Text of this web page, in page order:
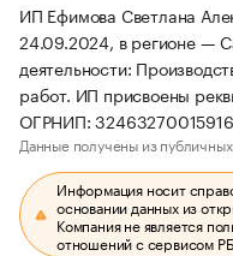
ИП Ефимова Светлана
24.09.2024, в регионе —
деятельности:
работ. ИП присвоены
ОГРНИП:
Данные получены из
Информация носит
основании данных из
Компания не является
отношений с сервисом